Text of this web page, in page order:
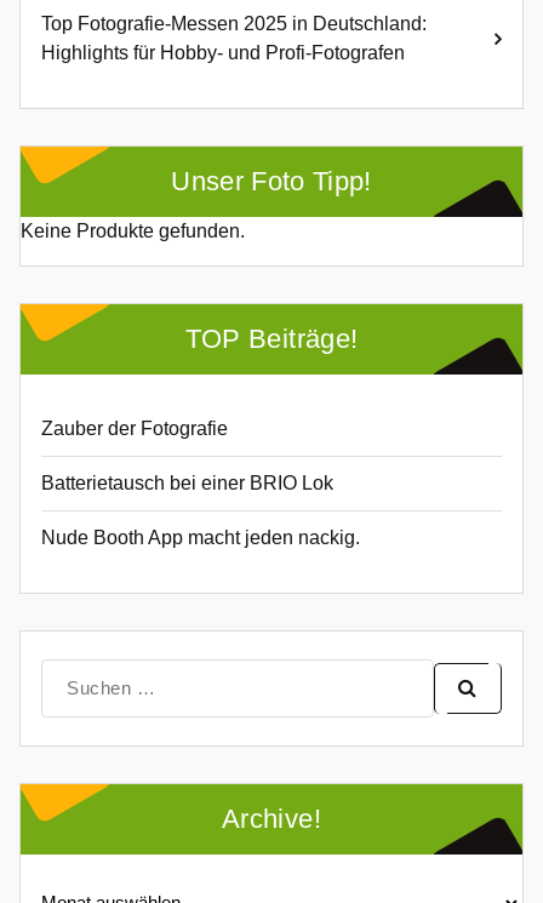
Top Fotografie-Messen 2025 in Deutschland:
Highlights für Hobby- und Profi-Fotografen
Unser Foto Tipp!
Keine Produkte gefunden.
TOP Beiträge!
Zauber der Fotografie
Batterietausch bei einer BRIO Lok
Nude Booth App macht jeden nackig.
nach:
Archive!